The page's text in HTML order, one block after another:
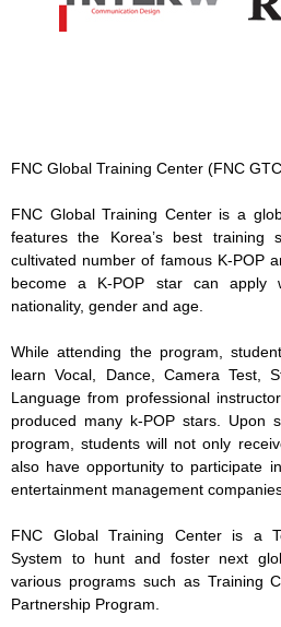
FNC Global Training Center (FNC
FNC Global Training Center is a
features the Korea’s best training
cultivated number of famous K-POP
become a K-POP star can apply
nationality, gender and age.
While attending the program,
learn Vocal, Dance, Camera Test,
Language from professional
produced many k-POP stars. Upon
program, students will not only
also have opportunity to participate
entertainment management
FNC Global Training Center is a
System to hunt and foster next
various programs such as Training
Partnership Program.